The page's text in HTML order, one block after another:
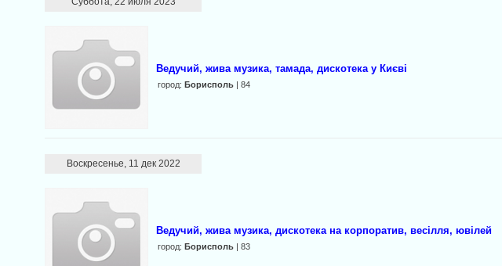
Ведучий, жива музика, тамада, дискотека у Києві
город:Борисполь | 84
Воскресенье, 11 дек 2022
Ведучий, жива музика, дискотека на корпоратив, весілля, ювілей
город:Борисполь | 83